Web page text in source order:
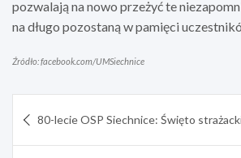
pozwalają na nowo przeżyć te
na długo pozostaną w pamięci
Źródło: facebook.com/UMSiechnice
wpisu
80-lecie OSP Siechnice: Święto